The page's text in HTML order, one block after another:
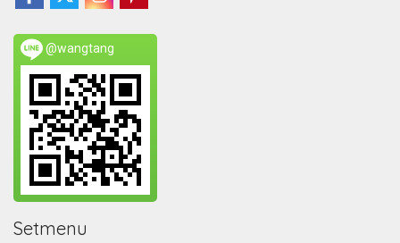
@wangtang
Setmenu